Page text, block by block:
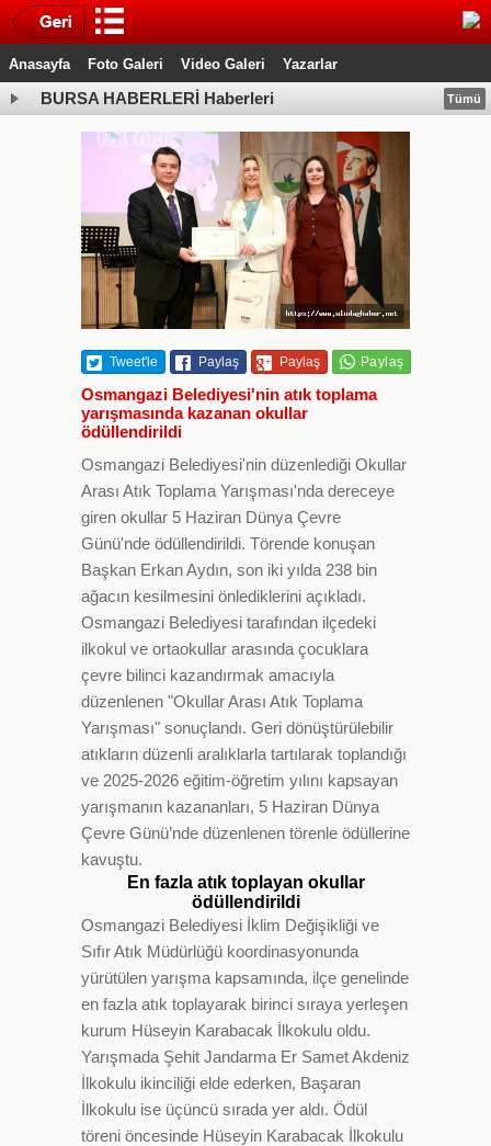
Anasayfa Foto Galeri Video Galeri Yazarlar
BURSA HABERLERİ Haberleri Tümü
Tweet'le Paylaş Paylaş
Osmangazi Belediyesi'nin atık toplama
yarışmasında kazanan okullar
ödüllendirildi
Osmangazi Belediyesi'nin düzenlediği Okullar
Arası Atık Toplama Yarışması'nda dereceye
giren okullar 5 Haziran Dünya Çevre
Günü'nde ödüllendirildi. Törende konuşan
Başkan Erkan Aydın, son iki yılda 238 bin
ağacın kesilmesini önlediklerini açıkladı.
Osmangazi Belediyesi tarafından ilçedeki
ilkokul ve ortaokullar arasında çocuklara
çevre bilinci kazandırmak amacıyla
düzenlenen "Okullar Arası Atık Toplama
Yarışması" sonuçlandı. Geri dönüştürülebilir
atıkların düzenli aralıklarla tartılarak toplandığı
ve 2025-2026 eğitim-öğretim yılını kapsayan
yarışmanın kazananları, 5 Haziran Dünya
Çevre Günü’nde düzenlenen törenle ödüllerine
kavuştu.
En fazla atık toplayan okullar
ödüllendirildi
Osmangazi Belediyesi İklim Değişikliği ve
Sıfır Atık Müdürlüğü koordinasyonunda
yürütülen yarışma kapsamında, ilçe genelinde
en fazla atık toplayarak birinci sıraya yerleşen
kurum Hüseyin Karabacak İlkokulu oldu.
Yarışmada Şehit Jandarma Er Samet Akdeniz
İlkokulu ikinciliği elde ederken, Başaran
İlkokulu ise üçüncü sırada yer aldı. Ödül
töreni öncesinde Hüseyin Karabacak İlkokulu